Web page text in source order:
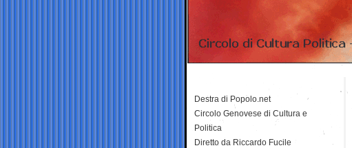
Destra di Popolo.net
Circolo Genovese di Cultura e
Politica
Diretto da Riccardo Fucile